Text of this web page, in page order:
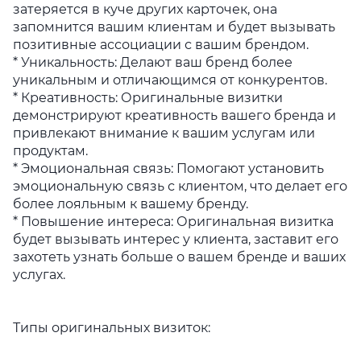
затеряется в куче других карточек, она
запомнится вашим клиентам и будет вызывать
позитивные ассоциации с вашим брендом.
* Уникальность: Делают ваш бренд более
уникальным и отличающимся от конкурентов.
* Креативность: Оригинальные визитки
демонстрируют креативность вашего бренда и
привлекают внимание к вашим услугам или
продуктам.
* Эмоциональная связь: Помогают установить
эмоциональную связь с клиентом, что делает его
более лояльным к вашему бренду.
* Повышение интереса: Оригинальная визитка
будет вызывать интерес у клиента, заставит его
захотеть узнать больше о вашем бренде и ваших
услугах.
Типы оригинальных визиток: